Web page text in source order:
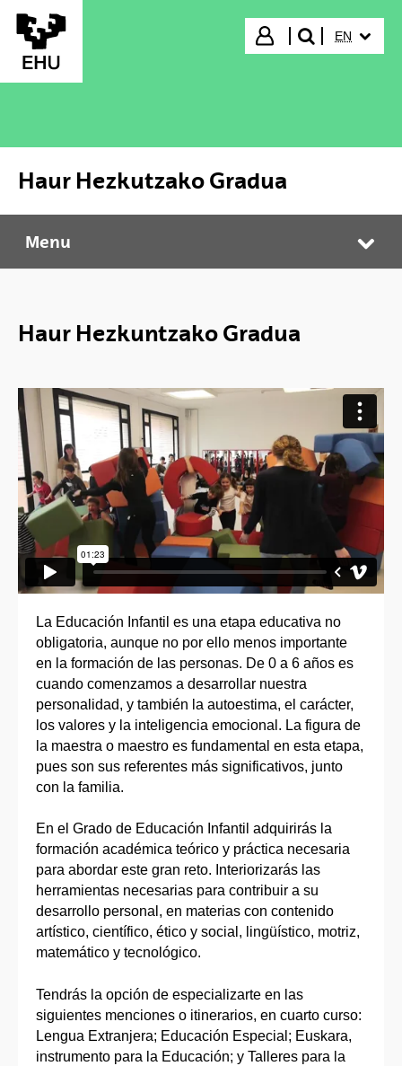
Skip to Main Content
Login
search"
EN
Haur Hezkutzako Gradua
Haur Hezkutzako Gradua
Menu
Haur Hezkuntzako Gradua
La Educación Infantil es una etapa educativa no
obligatoria, aunque no por ello menos importante
en la formación de las personas. De 0 a 6 años es
cuando comenzamos a desarrollar nuestra
personalidad, y también la autoestima, el carácter,
los valores y la inteligencia emocional. La figura de
la maestra o maestro es fundamental en esta etapa,
pues son sus referentes más significativos, junto
con la familia.
En el Grado de Educación Infantil adquirirás la
formación académica teórico y práctica necesaria
para abordar este gran reto. Interiorizarás las
herramientas necesarias para contribuir a su
desarrollo personal, en materias con contenido
artístico, científico, ético y social, lingüístico, motriz,
matemático y tecnológico.
Tendrás la opción de especializarte en las
siguientes menciones o itinerarios, en cuarto curso:
Lengua Extranjera; Educación Especial; Euskara,
instrumento para la Educación; y Talleres para la